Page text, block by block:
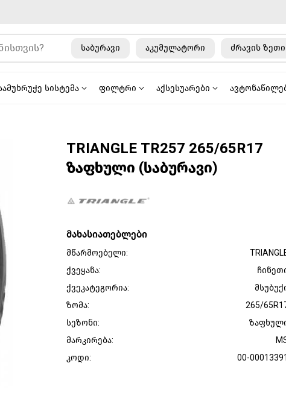
საბურავი აკუმულატორი ძრავის ზეთი
სისტემა ფილტრი აქსესუარები
TRIANGLE TR257 265/65R17
ზაფხული (საბურავი)
მახასიათებლები
მწარმოებელი:
ქვეყანა:
ქვეკატეგორია:
ზომა:
265/
სეზონი:
მარკირება:
კოდი:
00-00013391